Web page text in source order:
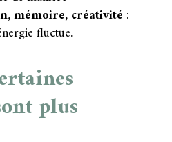
mémoire, créativité :
fluctue.
plus